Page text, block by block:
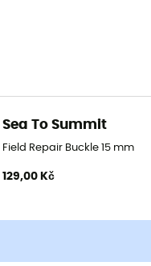
Sea To Summit
Field Repair Buckle 15 mm
129,00 Kč